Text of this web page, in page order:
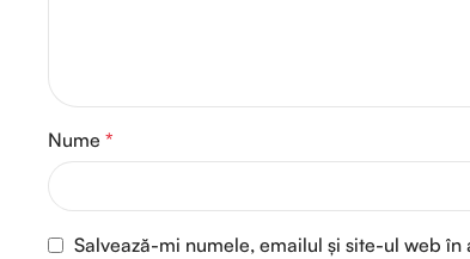
Nume *
Salvează-mi numele, emailul și site-ul web